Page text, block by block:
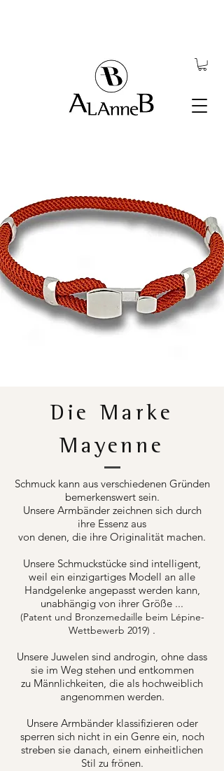
Die Marke
Mayenne
Schmuck kann aus verschiedenen Gründen
bemerkenswert sein.
Unsere Armbänder zeichnen sich durch
ihre Essenz aus
von denen, die ihre Originalität machen.
Unsere Schmuckstücke sind intelligent,
weil ein einzigartiges Modell an alle
Handgelenke angepasst werden kann,
unabhängig von ihrer Größe ...
(Patent und Bronzemedaille beim Lépine-
Wettbewerb 2019) .
Unsere Juwelen sind androgin, ohne dass
sie im Weg stehen und entkommen
zu Männlichkeiten, die als hochweiblich
angenommen werden.
Unsere Armbänder klassifizieren oder
sperren sich nicht in ein Genre ein, noch
streben sie danach, einem einheitlichen
Stil zu frönen.